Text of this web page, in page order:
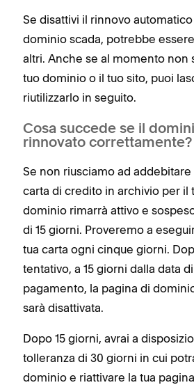
Se disattivi il rinnovo
dominio scada, potrebbe
altri. Anche se al momento non
tuo dominio o il tuo sito, puoi
riutilizzarlo in seguito.
Cosa succede se il
rinnovato correttamente?
Se non riusciamo ad
carta di credito in archivio per il
dominio rimarrà attivo e
di 15 giorni. Proveremo a
tua carta ogni cinque giorni.
tentativo, a 15 giorni dalla data
pagamento, la pagina di
sarà disattivata.
Dopo 15 giorni, avrai a
tolleranza di 30 giorni in cui
dominio e riattivare la tua